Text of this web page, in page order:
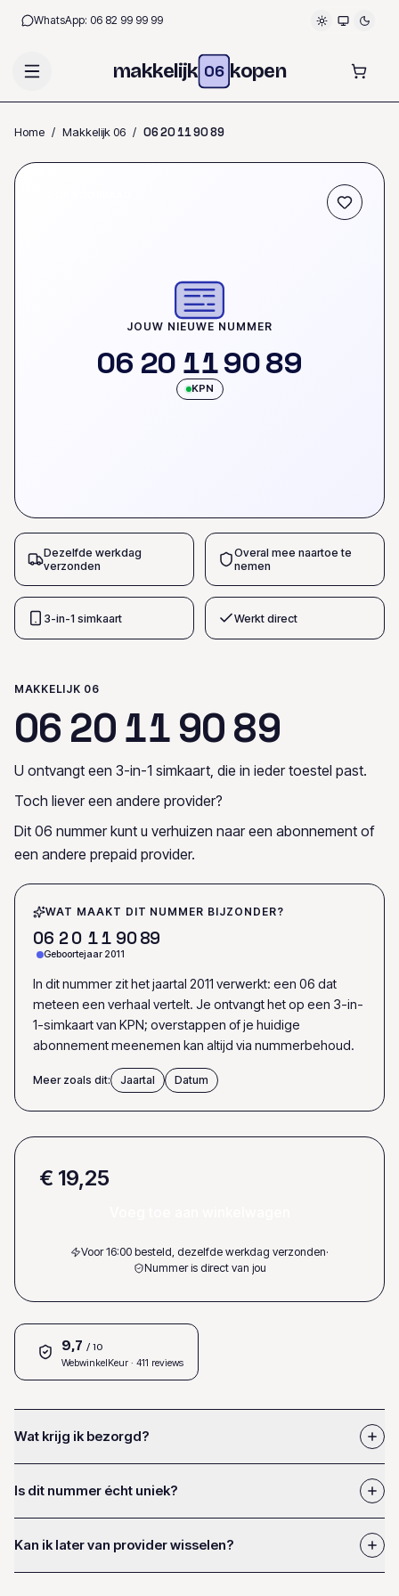
WhatsApp: 06 82 99 99 99
makkelijk 06 kopen
Home / Makkelijk 06 / 0620119089
JOUW NIEUWE NUMMER
06 20 119089
KPN
Dezelfde werkdag
verzonden
Overal mee naartoe te
nemen
3-in-1 simkaart Werkt direct
MAKKELIJK 06
06 20119089
U ontvangt een 3-in-1 simkaart, die in ieder toestel past.
Toch liever een andere provider?
Dit 06 nummer kunt u verhuizen naar een abonnement of
een andere prepaid provider.
WAT MAAKT DIT NUMMER BIJZONDER?
06 20 11 9089
Geboortejaar 2011
In dit nummer zit het jaartal 2011 verwerkt: een 06 dat
meteen een verhaal vertelt. Je ontvangt het op een 3-in-
1-simkaart van KPN; overstappen of je huidige
abonnement meenemen kan altijd via nummerbehoud.
Meer zoals dit: Jaartal Datum
€ 19,25
Voor 16:00 besteld, dezelfde werkdag verzonden·
Nummer is direct van jou
9,7 / 10
WebwinkelKeur · 411 reviews
Wat krijg ik bezorgd?
Is dit nummer écht uniek?
Kan ik later van provider wisselen?